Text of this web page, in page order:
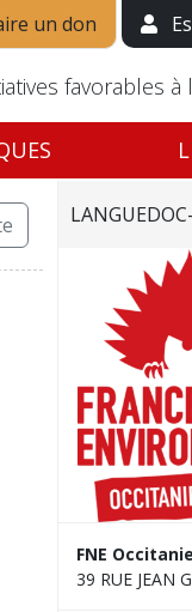
un don
favorables
FNE
39 RUE JEAN